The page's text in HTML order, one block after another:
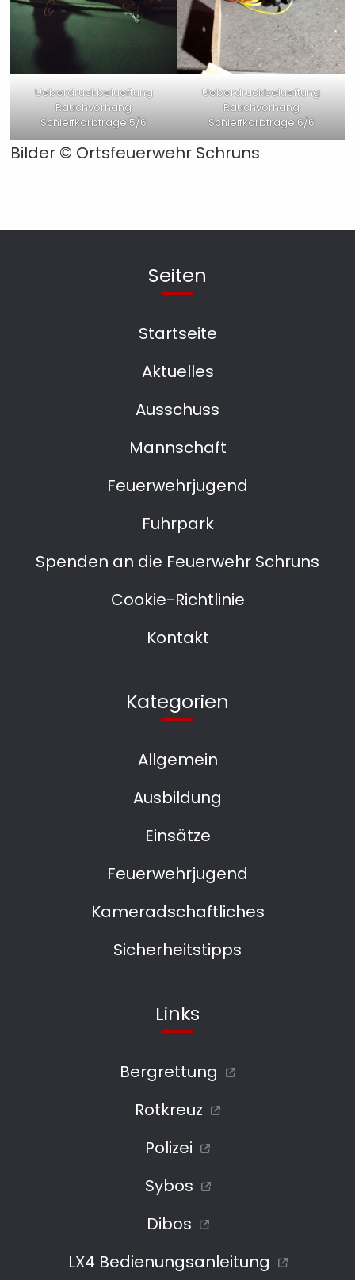
Ueberdruckbelueftung
Rauchvorhang
Schleifkorbtrage 5/6
Ueberdruckbelueftung
Rauchvorhang
Schleifkorbtrage 6/6
Bilder © Ortsfeuerwehr Schruns
Seiten
Startseite
Aktuelles
Ausschuss
Mannschaft
Feuerwehrjugend
Fuhrpark
Spenden an die Feuerwehr Schruns
Cookie-Richtlinie
Kontakt
Kategorien
Allgemein
Ausbildung
Einsätze
Feuerwehrjugend
Kameradschaftliches
Sicherheitstipps
Links
Bergrettung
Rotkreuz
Polizei
Sybos
Dibos
LX4 Bedienungsanleitung